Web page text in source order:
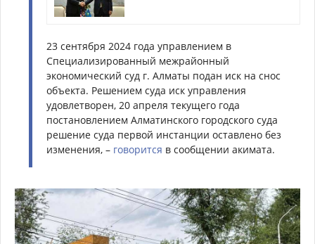
23 сентября 2024 года управлением в
Специализированный межрайонный
экономический суд г. Алматы подан иск на снос
объекта. Решением суда иск управления
удовлетворен, 20 апреля текущего года
постановлением Алматинского городского суда
решение суда первой инстанции оставлено без
изменения, – говорится в сообщении акимата.